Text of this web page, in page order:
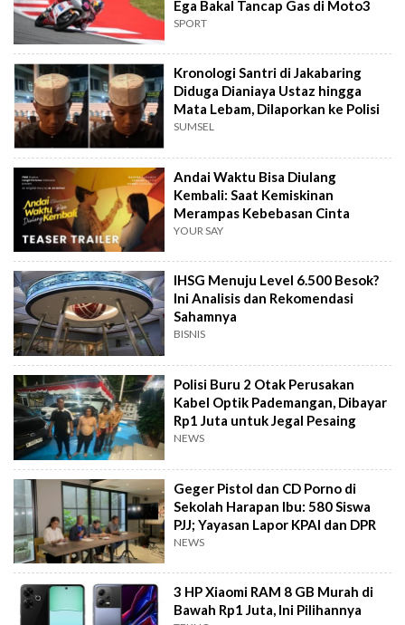
Ega Bakal Tancap Gas di Moto3
SPORT
Kronologi Santri di Jakabaring
Diduga Dianiaya Ustaz hingga
Mata Lebam, Dilaporkan ke Polisi
SUMSEL
Andai Waktu Bisa Diulang
Kembali: Saat Kemiskinan
Merampas Kebebasan Cinta
YOUR SAY
IHSG Menuju Level 6.500 Besok?
Ini Analisis dan Rekomendasi
Sahamnya
BISNIS
Polisi Buru 2 Otak Perusakan
Kabel Optik Pademangan, Dibayar
Rp1 Juta untuk Jegal Pesaing
NEWS
Geger Pistol dan CD Porno di
Sekolah Harapan Ibu: 580 Siswa
PJJ; Yayasan Lapor KPAI dan DPR
NEWS
3 HP Xiaomi RAM 8 GB Murah di
Bawah Rp1 Juta, Ini Pilihannya